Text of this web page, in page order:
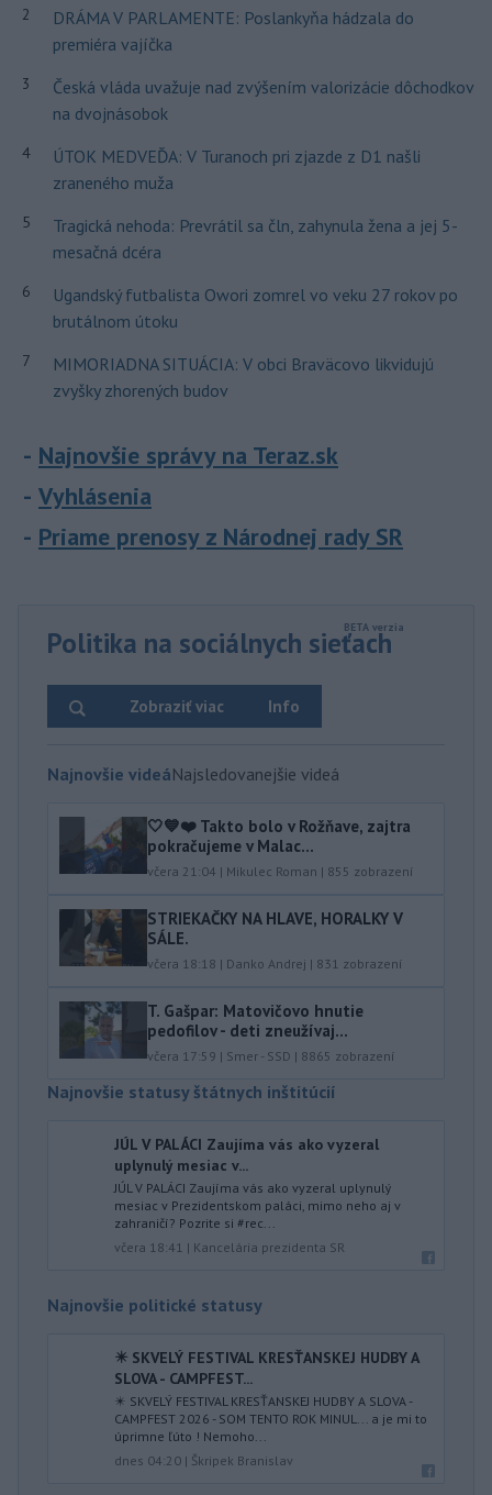
2
DRÁMA V PARLAMENTE: Poslankyňa hádzala do
premiéra vajíčka
3
Česká vláda uvažuje nad zvýšením valorizácie dôchodkov
na dvojnásobok
4
ÚTOK MEDVEĎA: V Turanoch pri zjazde z D1 našli
zraneného muža
5
Tragická nehoda: Prevrátil sa čln, zahynula žena a jej 5-
mesačná dcéra
6
Ugandský futbalista Owori zomrel vo veku 27 rokov po
brutálnom útoku
7
MIMORIADNA SITUÁCIA: V obci Braväcovo likvidujú
zvyšky zhorených budov
Najnovšie správy na Teraz.sk
Vyhlásenia
Priame prenosy z Národnej rady SR
Politika na sociálnych sieťach
Info
Zobraziť viac
Najnovšie videáNajsledovanejšie videá
🤍💙❤️ Takto bolo v Rožňave, zajtra
pokračujeme v Malac...
včera 21:04 | Mikulec Roman | 855 zobrazení
STRIEKAČKY NA HLAVE, HORALKY V
SÁLE.
včera 18:18 | Danko Andrej | 831 zobrazení
T. Gašpar: Matovičovo hnutie
pedofilov - deti zneužívaj...
včera 17:59 | Smer - SSD | 8865 zobrazení
Najnovšie statusy štátnych inštitúcií
JÚL V PALÁCI Zaujíma vás ako vyzeral
uplynulý mesiac v...
JÚL V PALÁCI Zaujíma vás ako vyzeral uplynulý
mesiac v Prezidentskom paláci, mimo neho aj v
zahraničí? Pozrite si #rec...
včera 18:41 | Kancelária prezidenta SR
Najnovšie politické statusy
✴️ SKVELÝ FESTIVAL KRESŤANSKEJ HUDBY A
SLOVA - CAMPFEST...
✴️ SKVELÝ FESTIVAL KRESŤANSKEJ HUDBY A SLOVA -
CAMPFEST 2026 - SOM TENTO ROK MINUL... a je mi to
úprimne ľúto ! Nemoho...
dnes 04:20 | Škripek Branislav